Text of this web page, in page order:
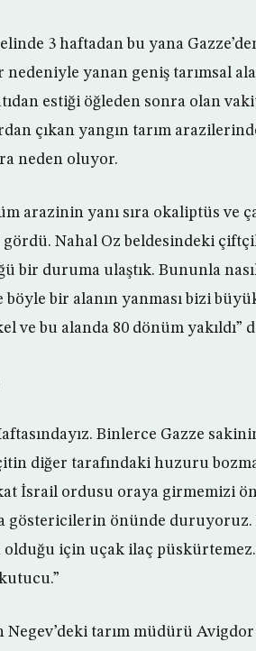
3 haftadan bu yana
yanan geniş tarımsal
estiği öğleden sonra olan
çıkan yangın tarım
neden oluyor.
arazinin yanı sıra okaliptüs ve
Nahal Oz beldesindeki
bir duruma ulaştık. Bununla
bir alanın yanması bizi
ve bu alanda 80 dönüm yakıldı”
Binlerce Gazze
diğer tarafındaki huzuru
İsrail ordusu oraya girmemizi
önünde duruyoruz.
olduğu için uçak ilaç
tarım müdürü Avigdor